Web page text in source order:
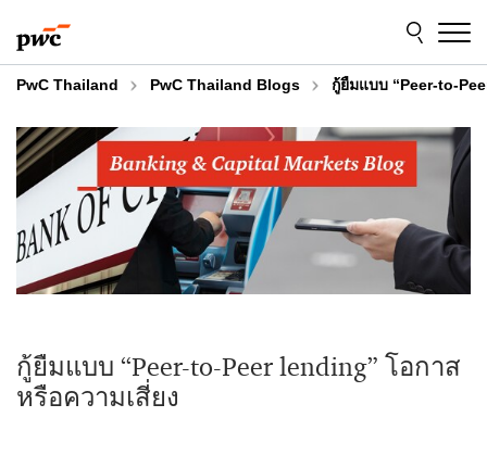
to
content
to
footer
PwC Thailand PwC Thailand Blogs กู้ยืมแบบ “Peer-to-
กู้ยืมแบบ “Peer-to-Peer lending” โอกาส
หรือความเสี่ยง